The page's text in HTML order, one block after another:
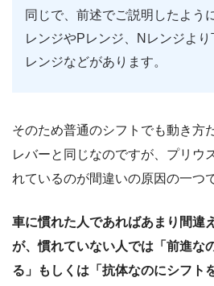
同じで、前述でご説明したよう
レンジやPレンジ、Nレンジよ
レンジなどがあります。
そのため普通のシフトでも動き方
レバーと同じなのですが、プリウ
れているのが間違いの原因の一つ
車に慣れた人であればあまり間違
が、慣れていない人では「前進な
る」もしくは「抗体なのにシフト